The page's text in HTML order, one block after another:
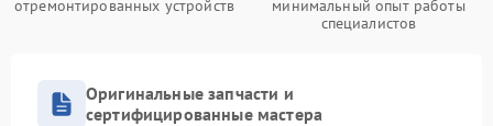
отремонтированных устройств
минимальный опыт работы
специалистов
Оригинальные запчасти и
сертифицированные мастера